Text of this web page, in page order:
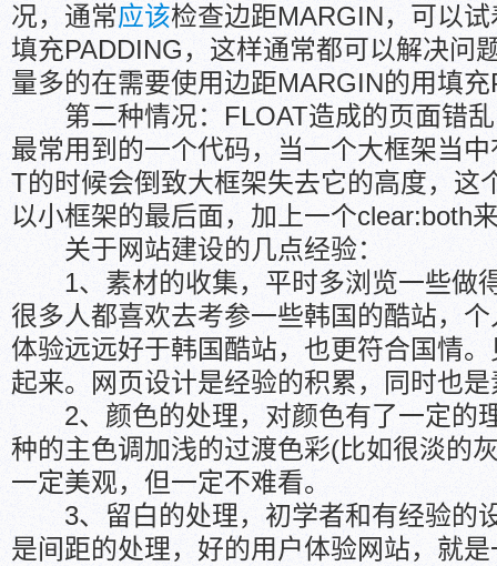
况，通常应该检查边距MARGIN，可以
填充PADDING，这样通常都可以解决问
量多的在需要使用边距MARGIN的用填
第二种情况：FLOAT造成的页面错乱
最常用到的一个代码，当一个大框架当
T的时候会倒致大框架失去它的高度，这
以小框架的最后面，加上一个clear:both
关于网站建设的几点经验：
1、素材的收集，平时多浏览一些做
很多人都喜欢去考参一些韩国的酷站，
体验远远好于韩国酷站，也更符合国情
起来。网页设计是经验的积累，同时也
2、颜色的处理，对颜色有了一定的
种的主色调加浅的过渡色彩(比如很淡的
一定美观，但一定不难看。
3、留白的处理，初学者和有经验的
是间距的处理，好的用户体验网站，就